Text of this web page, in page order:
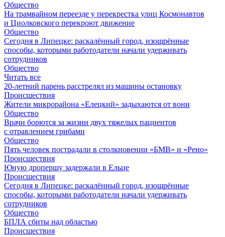
Общество
На трамвайном переезде у перекрестка улиц Космонавтов
и Циолковского перекроют движение
Общество
Сегодня в Липецке: раскалённый город, изощрённые
способы, которыми работодатели начали удерживать
сотрудников
Общество
Читать все
20-летний парень расстрелял из машины остановку
Происшествия
Жители микрорайона «Елецкий» задыхаются от вони
Общество
Врачи борются за жизни двух тяжелых пациентов
с отравлением грибами
Общество
Пять человек пострадали в столкновении «БМВ» и «Рено»
Происшествия
Юную дропершу задержали в Ельце
Происшествия
Сегодня в Липецке: раскалённый город, изощрённые
способы, которыми работодатели начали удерживать
сотрудников
Общество
БПЛА сбиты над областью
Происшествия